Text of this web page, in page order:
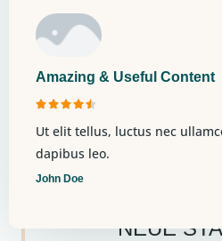
Amazing & Useful Content

Ut elit tellus, luctus nec
dapibus leo.
John Doe
NEUE